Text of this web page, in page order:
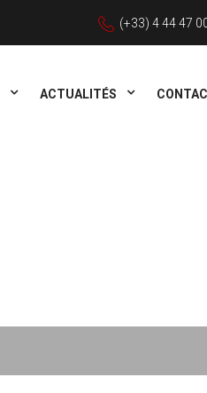
(+33) 4 44 47
ACTUALITÉS